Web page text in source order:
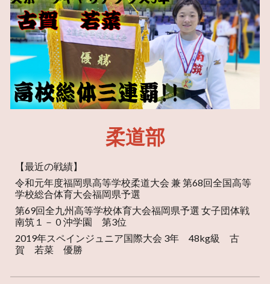
柔道部
【最近の戦績】
令和元年度福岡県高等学校柔道大会 兼 第68回全国高等
学校総合体育大会福岡県予選
第69回全九州高等学校体育大会福岡県予選 女子団体戦
南筑１－０沖学園 第3位
2019年スペインジュニア国際大会 3年 48kg級 古
賀 若菜 優勝